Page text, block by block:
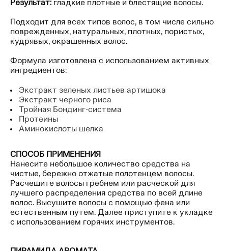
Результат: гладкие плотные и блестящие волосы.
Подходит для всех типов волос, в том числе сильно
поврежденных, натуральных, плотных, пористых,
кудрявых, окрашенных волос.
Формула изготовлена с использованием активных
ингредиентов:
Экстракт зеленых листьев артишока
Экстракт черного риса
Тройная Бондинг-система
Протеины
Аминокислоты шелка
СПОСОБ ПРИМЕНЕНИЯ
Нанесите небольшое количество средства на
чистые, бережно отжатые полотенцем волосы.
Расчешите волосы гребнем или расческой для
лучшего распределения средства по всей длине
волос. Высушите волосы с помощью фена или
естественным путем. Далее приступите к укладке
с использованием горячих инструментов.